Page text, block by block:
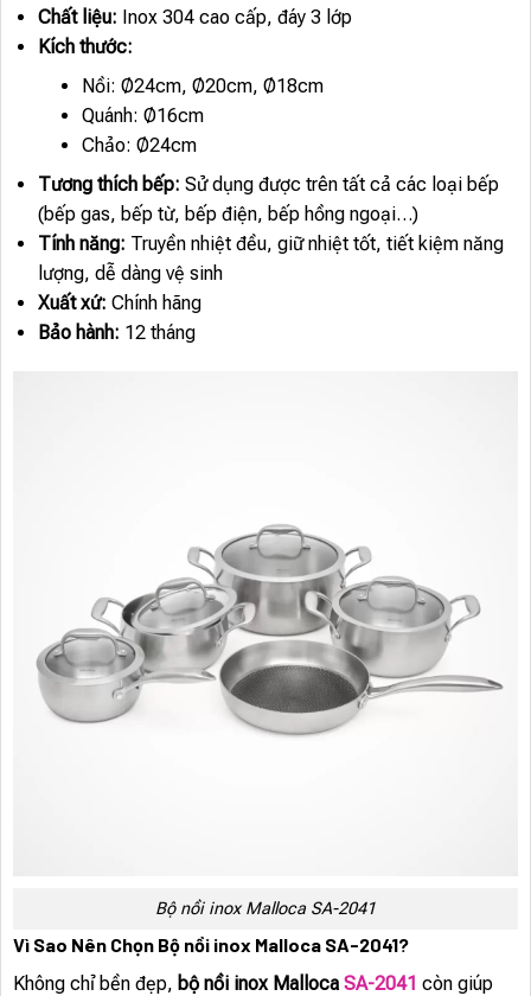
Chất liệu: Inox 304 cao cấp, đáy 3 lớp
Kích thước:
Nồi: Ø24cm, Ø20cm, Ø18cm
Quánh: Ø16cm
Chảo: Ø24cm
Tương thích bếp: Sử dụng được trên tất cả các loại bếp
(bếp gas, bếp từ, bếp điện, bếp hồng ngoại…)
Tính năng: Truyền nhiệt đều, giữ nhiệt tốt, tiết kiệm năng
lượng, dễ dàng vệ sinh
Xuất xứ: Chính hãng
Bảo hành: 12 tháng
Bộ nồi inox Malloca SA-2041
Vì Sao Nên Chọn Bộ nồi inox Malloca SA-2041?
Không chỉ bền đẹp, bộ nồi inox Malloca SA-2041 còn giúp